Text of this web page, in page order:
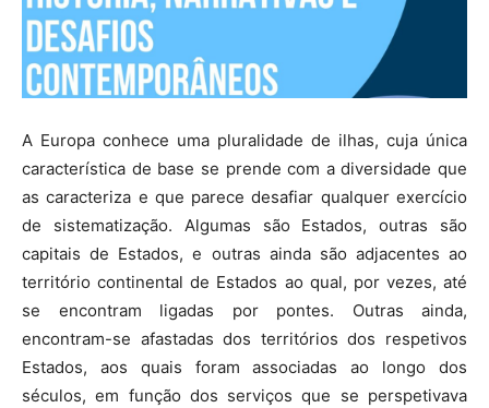
A Europa conhece uma pluralidade de ilhas, cuja única
característica de base se prende com a diversidade que
as caracteriza e que parece desafiar qualquer exercício
de sistematização. Algumas são Estados, outras são
capitais de Estados, e outras ainda são adjacentes ao
território continental de Estados ao qual, por vezes, até
se encontram ligadas por pontes. Outras ainda,
encontram-se afastadas dos territórios dos respetivos
Estados, aos quais foram associadas ao longo dos
séculos, em função dos serviços que se perspetivava